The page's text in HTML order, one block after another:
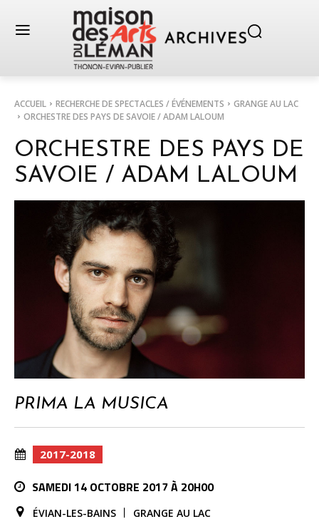
ACCUEIL RECHERCHE DE SPECTACLES / ÉVÉNEMENTS
GRANGE AU LAC
ORCHESTRE DES PAYS DE SAVOIE / ADAM LALOUM
ORCHESTRE DES PAYS DE
SAVOIE / ADAM LALOUM
PRIMA LA MUSICA
2017-2018
SAMEDI 14 OCTOBRE 2017 À 20H00
ÉVIAN-LES-BAINS
GRANGE AU LAC